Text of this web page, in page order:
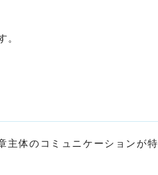
。
主体のコミュニケーションが特